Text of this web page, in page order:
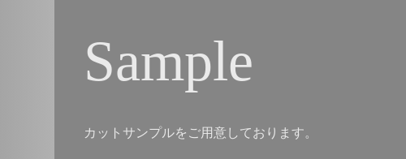
Sample
カットサンプルをご用意しております。